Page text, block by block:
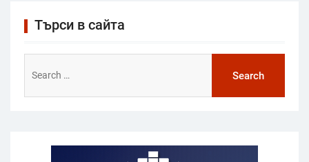
Търси в сайта
for: